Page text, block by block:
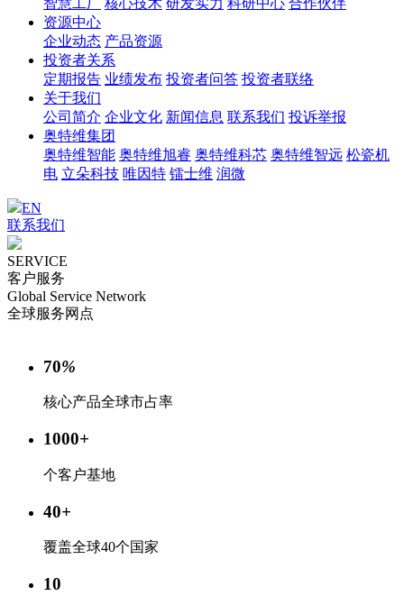
智慧工厂 核心技术 研发实力 科研中心 合作伙伴
资源中心
企业动态 产品资源
投资者关系
定期报告 业绩发布 投资者问答 投资者联络
关于我们
公司简介 企业文化 新闻信息 联系我们 投诉举报
奥特维集团
奥特维智能 奥特维旭睿 奥特维科芯 奥特维智远 松瓷机
电 立朵科技 唯因特 镭士维 润微
EN
联系我们
SERVICE
客户服务
Global Service Network
全球服务网点
70%
核心产品全球市占率
1000+
个客户基地
40+
覆盖全球40个国家
10